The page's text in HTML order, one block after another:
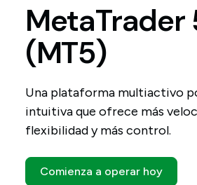
MetaTrader
(MT5)
Una plataforma multiactivo
intuitiva que ofrece más
flexibilidad y más control.
Comienza a operar hoy